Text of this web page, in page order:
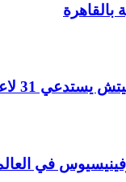
بالقاهرة
في